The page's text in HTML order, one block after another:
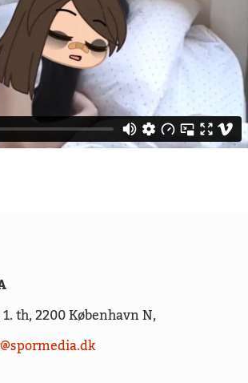
th,2200 København N,